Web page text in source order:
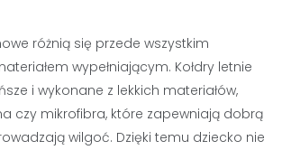
różnią się przede wszystkim
wypełniającym. Kołdry letnie
i wykonane z lekkich materiałów,
czy mikrofibra, które zapewniają dobrą
wilgoć. Dzięki temu dziecko nie